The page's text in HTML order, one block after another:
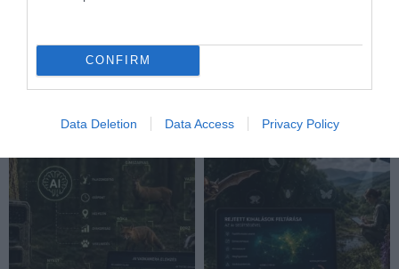
CONFIRM
Data Deletion Data Access Privacy Policy
MEGINT FINOMAN JELEZTE:
KORAI MÉG MINDENTUDÓNAK
2026-07-28